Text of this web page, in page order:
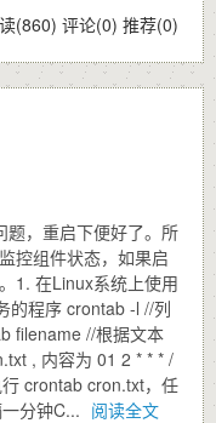
(860) 评论(0) 推荐(0)
题，重启下便好了。所
控组件状态，如果启
1. 在Linux系统上使用
的程序 crontab -l //列
filename //根据文本
, 内容为 01 2 * * * /
crontab cron.txt，任
分钟C... 阅读全文